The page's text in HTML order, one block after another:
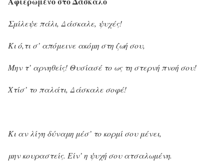
Σμίλεψε πάλι, Δάσκαλε, ψυχές!
Κι ό,τι σ’ απόμεινε ακόμη στη ζωή σου,
Μην τ’ αρνηθείς! Θυσίασέ το ως τη στερνή πνοή σου!
Χτίσ’ το παλάτι, Δάσκαλε σοφέ!
Κι αν λίγη δύναμη μέσ’ το κορμί σου μένει,
μην κουραστείς. Είν’ η ψυχή σου ατσαλωμένη.